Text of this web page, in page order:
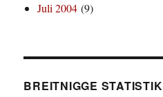
Juli 2004 (9)
BREITNIGGE STATISTIK